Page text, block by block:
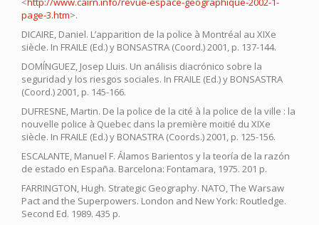
page-3.htm>.
DICAIRE, Daniel. L’apparition de la police à Montréal au XIXe
siècle. In FRAILE (Ed.) y BONSASTRA (Coord.) 2001, p. 137-144.
DOMÍNGUEZ, Josep Lluis. Un análisis diacrónico sobre la
seguridad y los riesgos sociales. In FRAILE (Ed.) y BONSASTRA
(Coord.) 2001, p. 145-166.
DUFRESNE, Martin. De la police de la cité à la police de la ville : la
nouvelle police à Quebec dans la première moitié du XIXe
siècle. In FRAILE (Ed.) y BONASTRA (Coords.) 2001, p. 125-156.
ESCALANTE, Manuel F. Álamos Barientos y la teoría de la razón
de estado en España. Barcelona: Fontamara, 1975. 201 p.
FARRINGTON, Hugh. Strategic Geography. NATO, The Warsaw
Pact and the Superpowers. London and New York: Routledge.
Second Ed. 1989. 435 p.